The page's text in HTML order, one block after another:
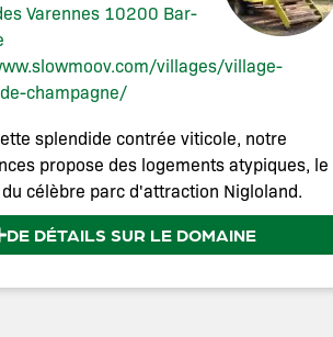
Varennes 10200 Bar-
villages/village-
champagne/
splendide contrée viticole, notre
propose des logements atypiques, le
célèbre parc d'attraction Nigloland.
DE DÉTAILS SUR LE DOMAINE